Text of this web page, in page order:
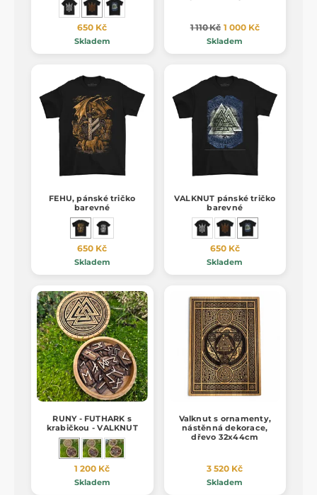
650 Kč
Skladem
1 110 Kč 1 000 Kč
Skladem
FEHU, pánské tričko
barevné
650 Kč
Skladem
VALKNUT pánské tričko
barevné
650 Kč
Skladem
RUNY - FUTHARK s
krabičkou - VALKNUT
1 200 Kč
Skladem
Valknut s ornamenty,
nástěnná dekorace,
dřevo 32x44cm
3 520 Kč
Skladem